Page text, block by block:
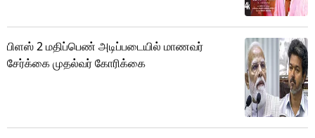
பிளஸ் 2 மதிப்பெண் அடிப்படையில் மாணவர்
சேர்க்கை முதல்வர் கோரிக்கை